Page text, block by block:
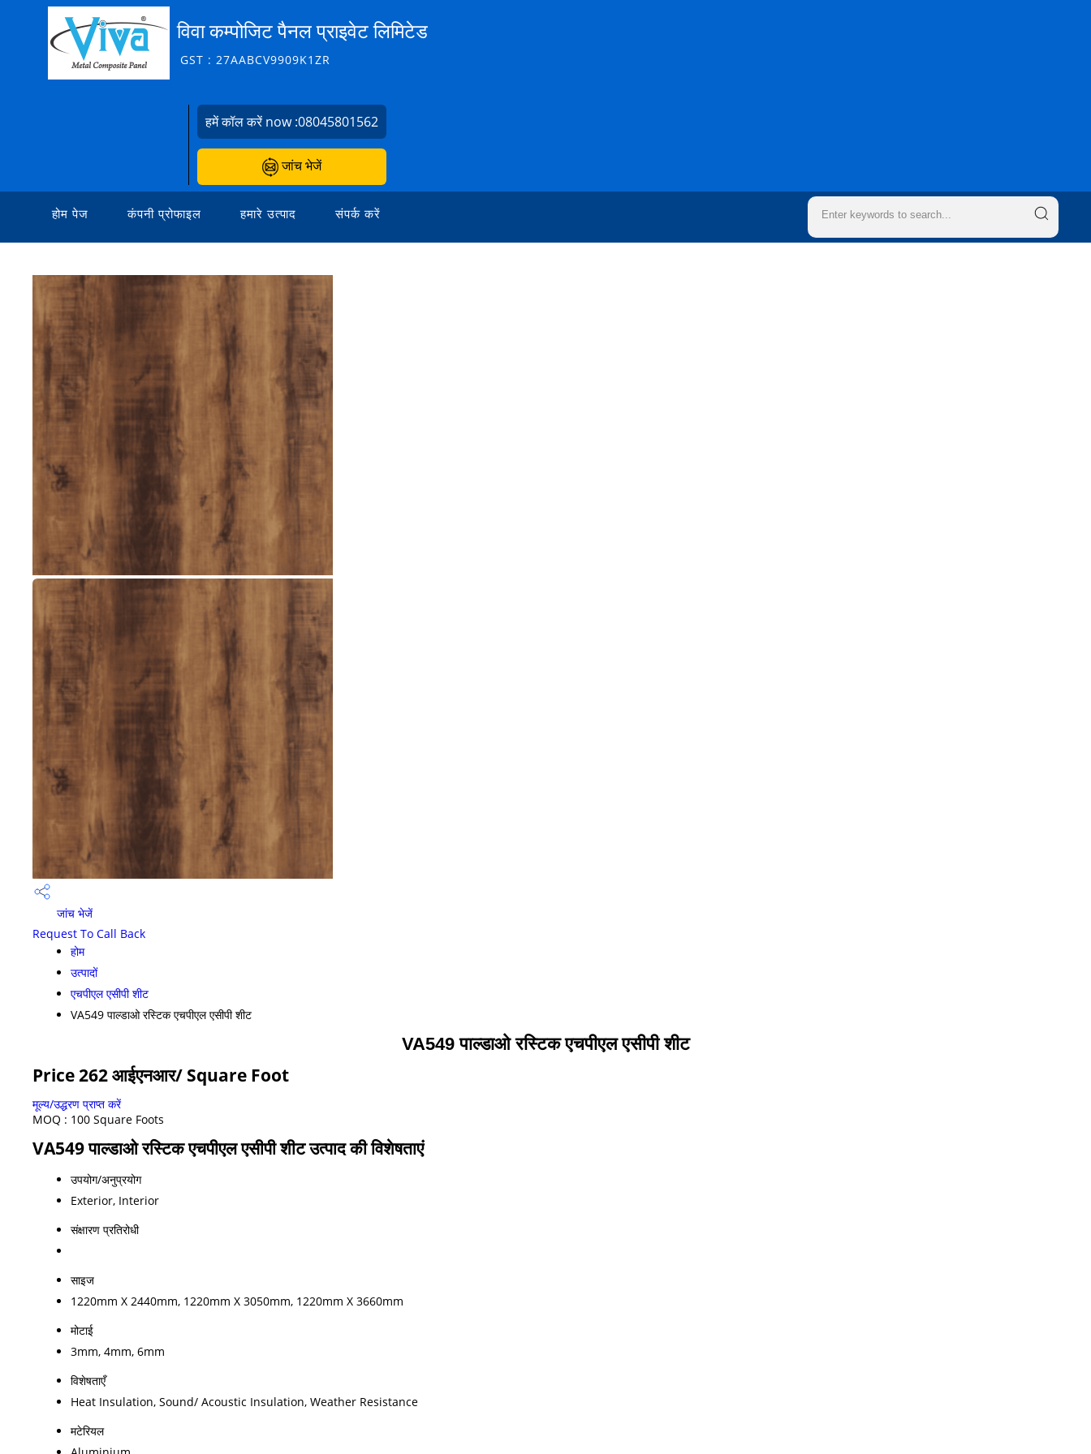
विवा कम्पोजिट पैनल प्राइवेट लिमिटेड
GST : 27AABCV9909K1ZR
हमें कॉल करें now :08045801562
जांच भेजें
होम पेज कंपनी प्रोफाइल हमारे उत्पाद संपर्क करें
जांच भेजें
Request To Call Back
होम
उत्पादों
एचपीएल एसीपी शीट
VA549 पाल्डाओ रस्टिक एचपीएल एसीपी शीट
VA549 पाल्डाओ रस्टिक एचपीएल एसीपी शीट
Price 262 आईएनआर/ Square Foot
मूल्य/उद्धरण प्राप्त करें
MOQ : 100 Square Foots
VA549 पाल्डाओ रस्टिक एचपीएल एसीपी शीट उत्पाद की विशेषताएं
उपयोग/अनुप्रयोग
Exterior, Interior
संक्षारण प्रतिरोधी
साइज
1220mm X 2440mm, 1220mm X 3050mm, 1220mm X 3660mm
मोटाई
3mm, 4mm, 6mm
विशेषताएँ
Heat Insulation, Sound/ Acoustic Insulation, Weather Resistance
मटेरियल